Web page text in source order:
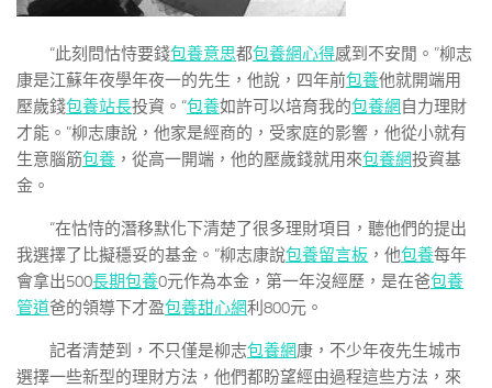
“此刻問怙恃要錢包養意思都包養網心得感到不安閒。”柳志
康是江蘇年夜學年夜一的先生，他說，四年前包養他就開端用
壓歲錢包養站長投資。“包養如許可以培育我的包養網 自力理財
才能。”柳志康說，他家是經商的，受家庭的影響，他從小就有
生意腦筋包養 ，從高一開端，他的壓歲錢就用來包養網投資基
金。
“在怙恃的潛移默化下清楚了很多理財項目，聽他們的提出
我選擇了比擬穩妥的基金。”柳志康說包養留言板 ，他包養每年
會拿出500長期包養0元作為本金，第一年沒經歷，是在爸包養
管道爸的領導下才盈包養甜心網利800元。
記者清楚到，不只僅是柳志包養網康，不少年夜先生城市
選擇一些新型的理財方法，他們都盼望經由過程這些方法，來